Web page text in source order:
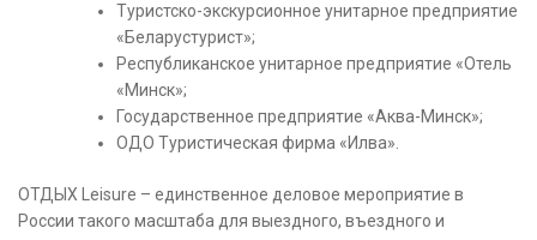
Туристско-экскурсионное унитарное предприятие
«Беларустурист»;
Республиканское унитарное предприятие «Отель
«Минск»;
Государственное предприятие «Аква-Минск»;
ОДО Туристическая фирма «Илва».
ОТДЫХ Leisure – единственное деловое мероприятие в
России такого масштаба для выездного, въездного и